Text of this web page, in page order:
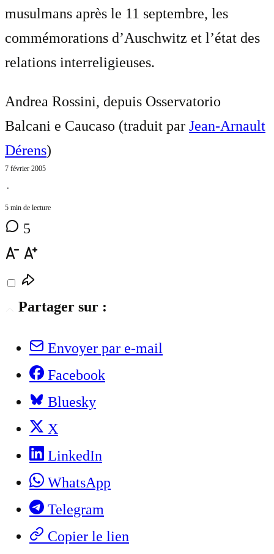
musulmans après le 11 septembre, les
commémorations d’Auschwitz et l’état des
relations interreligieuses.
Andrea Rossini, depuis Osservatorio
Balcani e Caucaso (traduit par Jean-Arnault
Dérens)
7 février 2005
⋅
5 min de lecture
5
Partager sur :
Envoyer par e-mail
Facebook
Bluesky
X
LinkedIn
WhatsApp
Telegram
Copier le lien